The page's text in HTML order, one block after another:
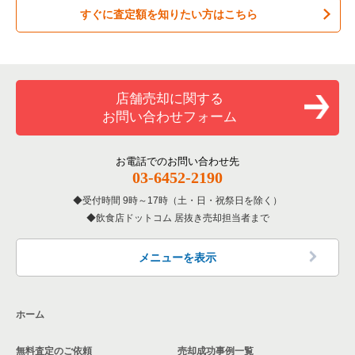
居酒屋・ダイニングバーの居抜き売却物件の案件一覧
洋食の居抜き売却物件の案件一覧
その他の居抜き売却物件の案件一覧
練馬区の飲食店の居抜き売却物件の案件一覧
北区の飲食店の居抜き売却物件の案件一覧
江戸川区の飲食店の居抜き売却物件の案件一覧
墨田区の飲食店の居抜き売却物件の案件一覧
品川区の飲食店の居抜き売却物件の案件一覧
東京23区のお弁当・惣菜・デリの居抜き売却物件の案件一覧
東京23区のバーの居抜き売却物件の案件一覧
東京23区の居酒屋・ダイニングバーの居抜き売却物件の案件一
東京23区の専門料理の居抜き売却物件の案件一覧
東京23区の和食の居抜き売却物件の案件一覧
東京23区の洋食の居抜き売却物件の案件一覧
新宿区のテイクアウトの居抜き売却物件の案件一覧
新宿区のバーの居抜き売却物件の案件一覧
新宿区の居酒屋・ダイニングバーの居抜き売却物件の案件一覧
新宿区の専門料理の居抜き売却物件の案件一覧
新宿区の和食の居抜き売却物件の案件一覧
新宿区の洋食の居抜き売却物件の案件一覧
すぐに査定額を知りたい方はこちら
店舗売却に関する
お問い合わせフォーム
お電話でのお問い合わせ先
03-6452-2190
受付時間 9時～17時（土・日・祝祭日を除く）
飲食店ドットコム 居抜き売却担当者まで
メニューを表示
ホーム
無料査定のご依頼 売却成功事例一覧